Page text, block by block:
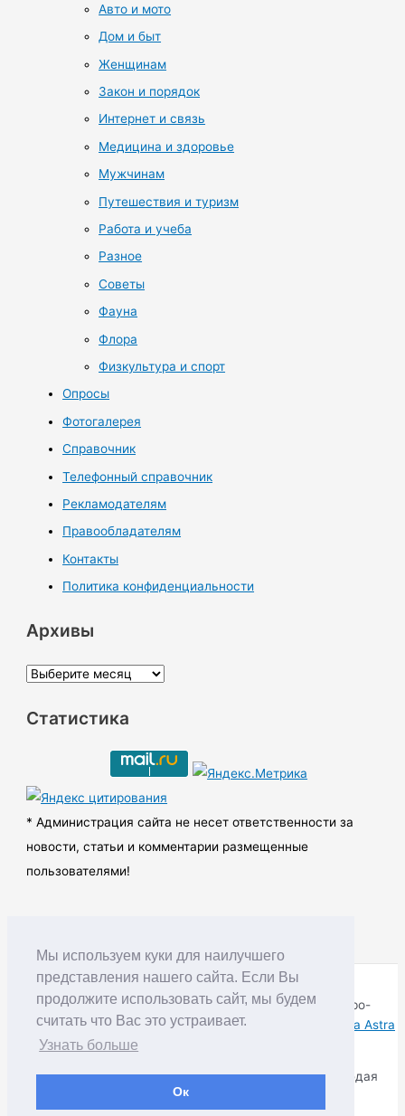
Мы используем куки для наилучшего
представления нашего сайта. Если Вы
продолжите использовать сайт, мы будем
считать что Вас это устраивает.
Узнать больше
Ок
Авто и мото
Дом и быт
Женщинам
Закон и порядок
Интернет и связь
Медицина и здоровье
Мужчинам
Путешествия и туризм
Работа и учеба
Разное
Советы
Фауна
Флора
Физкультура и спорт
Опросы
Фотогалерея
Справочник
Телефонный справочник
Рекламодателям
Правообладателям
Контакты
Политика конфиденциальности
Архивы
А
х
ы
Статистика
* Администрация сайта не несет ответственности за
новости, статьи и комментарии размещенные
пользователями!
Copyright © RUDNIK.MOBI 28.06.2008 - 2026 | Северо-
Енисейский округ Красноярского края | Powered by
Тема Astra
Копирование материалов разрешается только соблюдая
Правила